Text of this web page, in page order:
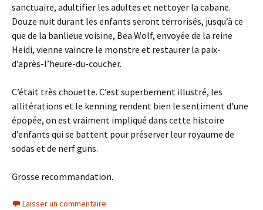
sanctuaire, adultifier les adultes et nettoyer la cabane.
Douze nuit durant les enfants seront terrorisés, jusqu’à ce
que de la banlieue voisine, Bea Wolf, envoyée de la reine
Heidi, vienne vaincre le monstre et restaurer la paix-
d’après-l’heure-du-coucher.
C’était très chouette. C’est superbement illustré, les
allitérations et le kenning rendent bien le sentiment d’une
épopée, on est vraiment impliqué dans cette histoire
d’enfants qui se battent pour préserver leur royaume de
sodas et de nerf guns.
Grosse recommandation.
Laisser un commentaire